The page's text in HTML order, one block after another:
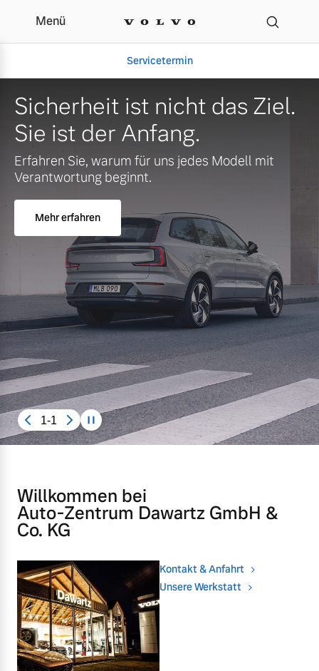
Menü
Servicetermin
Aktuelle Zubehörangebote
Volvo Gebrauchtwagenbörse
Gebrauchtwagen
Aktuelle Zubehörangebote
Zubehörkatalog
Aktuelle Serviceangebote
Service by Volvo
Über uns
Unser Team
Unsere News & Events
Sicherheit ist nicht das Ziel.
Sie ist der Anfang.
Erfahren Sie, warum für uns jedes Modell mit
Verantwortung beginnt.
Mehr erfahren
1-1
Willkommen bei
Auto-Zentrum Dawartz GmbH &
Co. KG
Kontakt & Anfahrt
Unsere Werkstatt